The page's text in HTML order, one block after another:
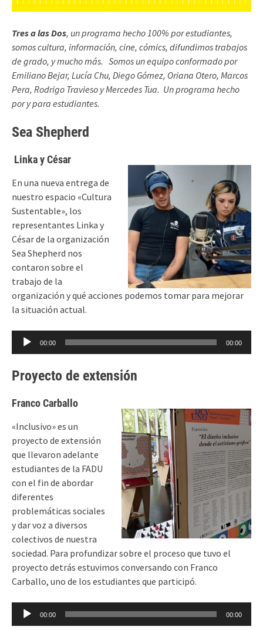
Tres a las Dos, un programa hecho 100% por estudiantes,
somos cultura, información, cine, cómics, difundimos trabajos
de grado, y mucho más. Somos un equipo conformado por
Emiliano Bejar, Lucía Chu, Diego Gómez, Oriana Otero, Marcos
Pera, Rodrigo Travieso y Mercedes Tua. Un programa hecho
por y para estudiantes.
Sea Shepherd
Linka y César
En una nueva entrega de
nuestro espacio «Cultura
Sustentable», los
representantes Linka y
César de la organización
Sea Shepherd nos
contaron sobre el
trabajo de la
organización y qué acciones podemos tomar para mejorar
la situación actual.
Reproductor
00:00 00:00
Proyecto de extensión
Franco Carballo
«Inclusivo» es un
proyecto de extensión
que llevaron adelante
estudiantes de la FADU
con el fin de abordar
diferentes
problemáticas sociales
y dar voz a diversos
colectivos de nuestra
sociedad. Para profundizar sobre el proceso que tuvo el
proyecto detrás estuvimos conversando con Franco
Carballo, uno de los estudiantes que participó.
Reproductor
00:00 00:00